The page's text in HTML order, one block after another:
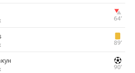
64‎’‎
89‎’‎
90‎’‎